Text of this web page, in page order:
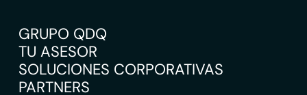
GRUPO QDQ
TU ASESOR
SOLUCIONES CORPORATIVAS
PARTNERS